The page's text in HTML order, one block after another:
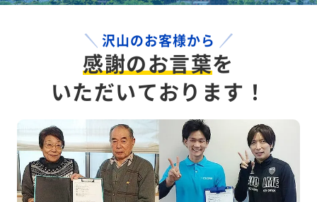
沢山のお客様から
感謝のお言葉を
いただいております！